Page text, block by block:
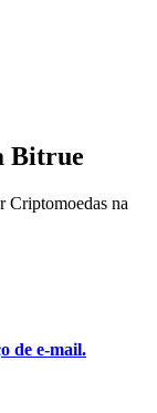
Bitrue
Criptomoedas na
de e-mail.